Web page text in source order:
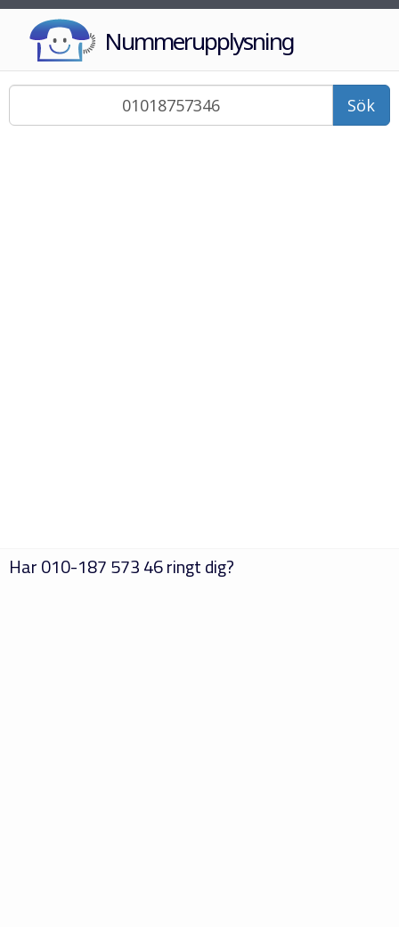
Nummerupplysning
Sök
Har010-187 573 46ringt dig?